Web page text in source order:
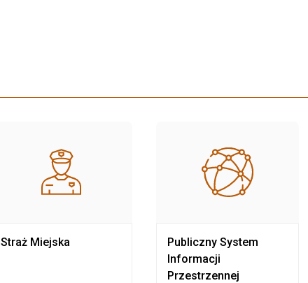
Straż Miejska
Publiczny System
Informacji
Przestrzennej